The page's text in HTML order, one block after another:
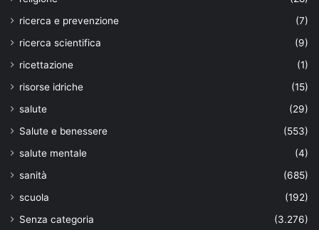
ricerca e prevenzione
(7)
ricerca scientifica
(9)
ricettazione
(1)
risorse idriche
(15)
salute
(29)
Salute e benessere
(553)
salute mentale
(4)
sanità
(685)
scuola
(192)
Senza categoria
(3.276)